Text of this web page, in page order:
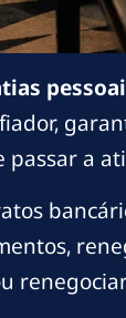
passar a